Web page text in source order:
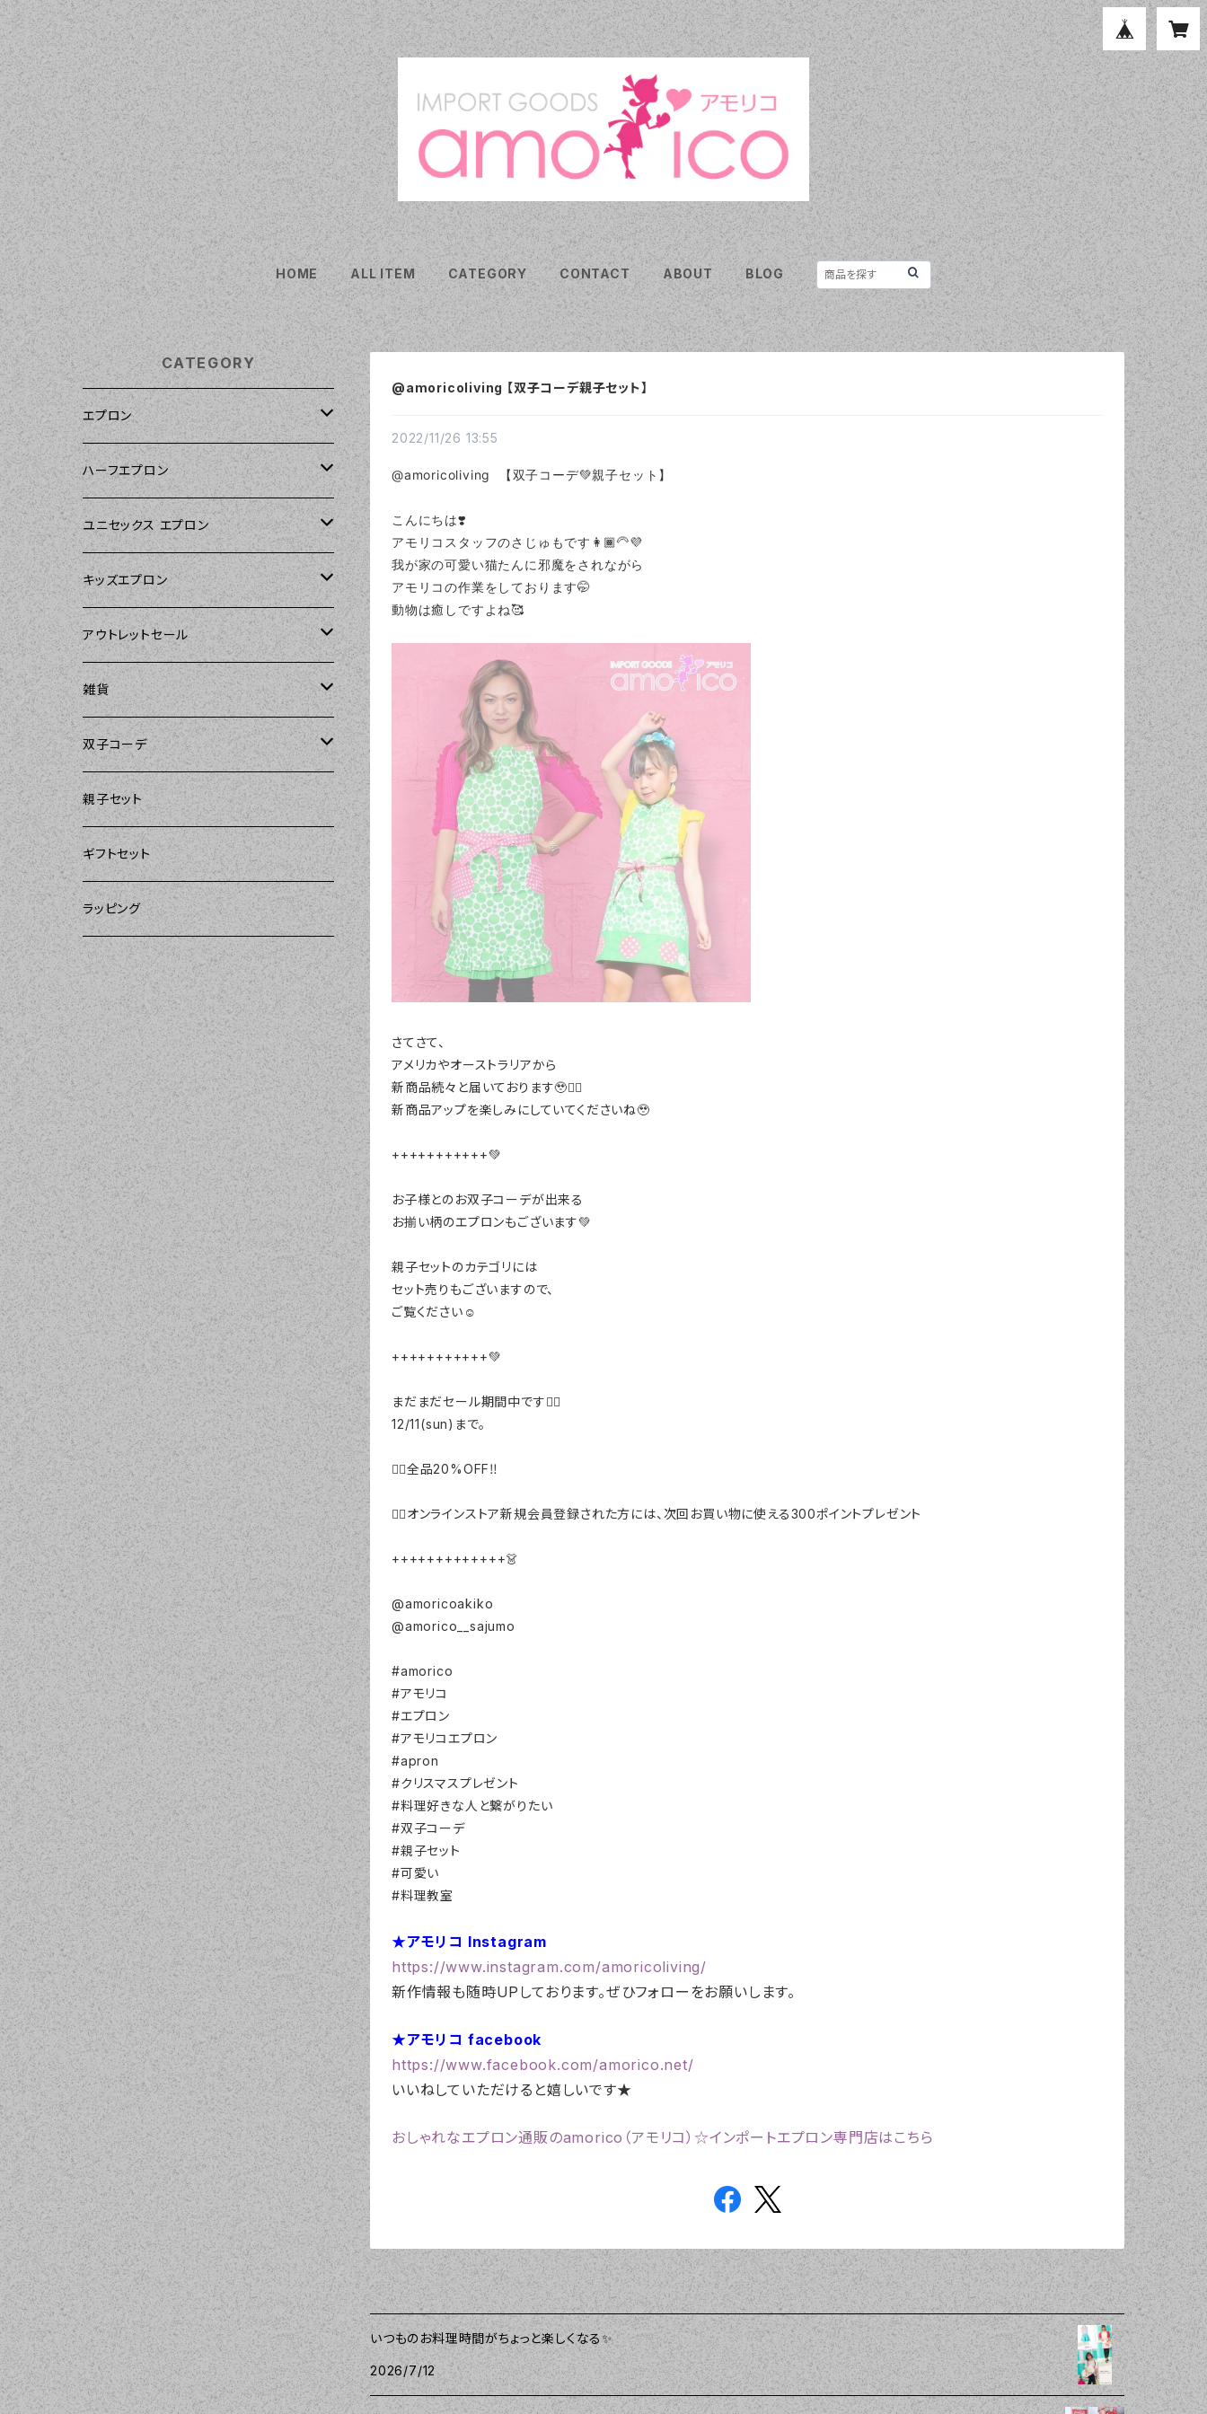
HOME ALL ITEM CATEGORY CONTACT ABOUT BLOG
@amoricoliving 【双子コーデ親子セット】
2022/11/26 13:55
@amoricoliving 【双子コーデ💚親子セット】
こんにちは❣️
アモリコスタッフのさじゅもです👩🏾‍🦳💜
我が家の可愛い猫たんに邪魔をされながら
アモリコの作業をしております🤭
動物は癒しですよね🥰
さてさて、
アメリカやオーストラリアから
新商品続々と届いております🥹❤️‍🔥
新商品アップを楽しみにしていてくださいね🥹
+++++++++++💚
お子様とのお双子コーデが出来る
お揃い柄のエプロンもございます💚
親子セットのカテゴリには
セット売りもございますので、
ご覧ください☺️
+++++++++++💚
まだまだセール期間中です❤️‍🔥
12/11(sun)まで。
❤️‍🔥全品20%OFF‼️
❤️‍🔥オンラインストア新規会員登録された方には、次回お買い物に使える300ポイントプレゼント
+++++++++++++👗
@amoricoakiko
@amorico__sajumo
#amorico
#アモリコ
#エプロン
#アモリコエプロン
#apron
#クリスマスプレゼント
#料理好きな人と繋がりたい
#双子コーデ
#親子セット
#可愛い
#料理教室
★アモリコ Instagram
https://www.instagram.com/amoricoliving/
新作情報も随時UPしております。ぜひフォローをお願いします。
★アモリコ facebook
https://www.facebook.com/amorico.net/
いいねしていただけると嬉しいです★
おしゃれなエプロン通販のamorico（アモリコ）☆インポートエプロン専門店はこちら
いつものお料理時間がちょっと楽しくなる✨
2026/7/12
CATEGORY
エプロン
Kitsch'n Glam（キッチングラム）
Sierra Rose（シエラローズ）
Tarantinalovers（タランティーナ ラバー
ズ）
The Sunday Girl（ザサンデーガール）
Carolyn's Kitchen（キャロリンズキッチ
ン）
Sugar baby aprons（シュガーベイビ
ー）
DII（ディーアイアイ）
MOZI（モジ）
amorico（アモリコ）
I love Aprons（アラブエプロンズ）
Flirty Aprons（フラーティーエプロンズ）
Heavenly Hostess（ヘブンリーホステ
ス）
ハーフエプロン
Sierra Rose（シエラローズ）
ユニセックス エプロン
DII（ディーアイアイ）
Sierra Rose（シエラローズ）
amorico（アモリコ）
キッズエプロン
Sierra Rose（シエラローズ）
The Sunday Girl（ザサンデーガール）
ASD Living（エーエスディーリビング）
Kitsch'n Glam（キッチングラム）
DII（ディーアイアイ）
アウトレットセール
エプロン
Kitsch'n Glam（キッチングラム）
Sierra Rose（シエラローズ）
DII（ディーアイアイ）
amorico（アモリコ）
Sugar baby aprons（シュガーベイビー）
Tarantinalovers（タランティーナ ラバーズ）
雑貨
amorico（アモリコ）
雑貨
amorico（アモリコ）
The Sunday Girl（ザサンデーガール）
DII（ディーアイアイ）
Kitsch'n Glam（キッチングラム）
双子コーデ
The Sunday Girl（サンデーガール）
親子セット
ギフトセット
ラッピング